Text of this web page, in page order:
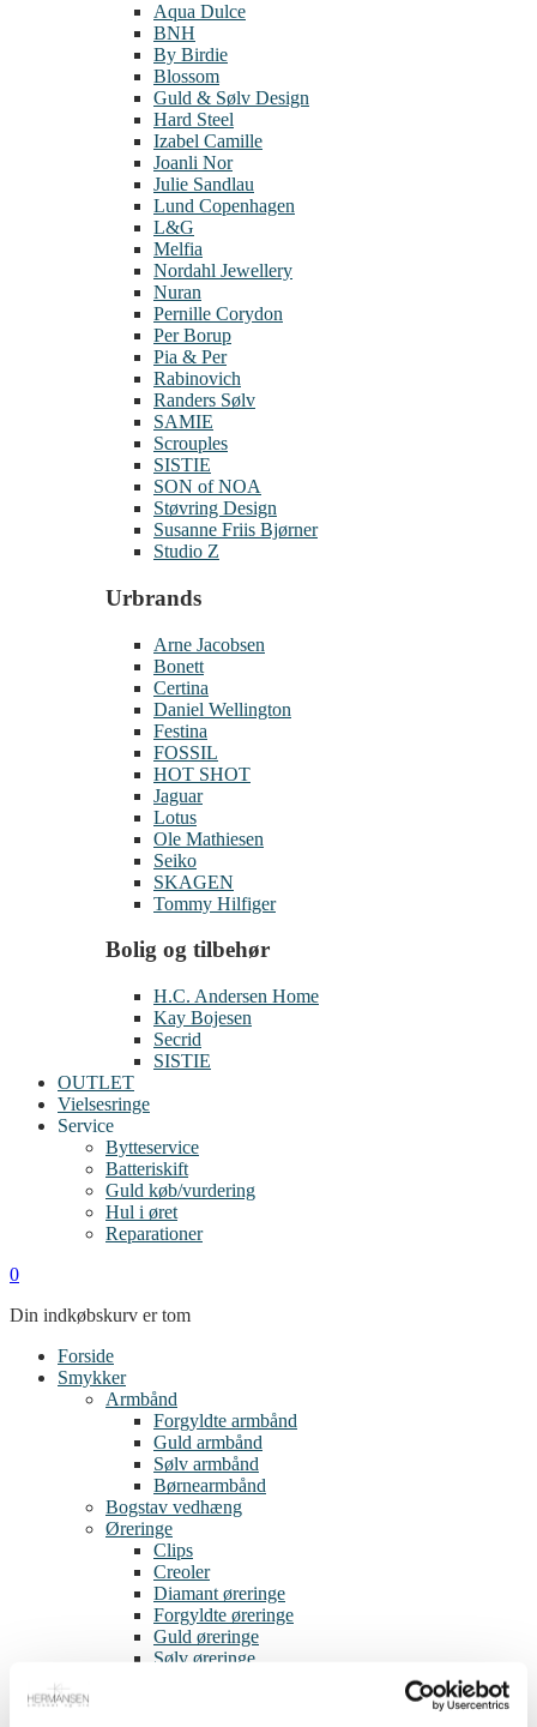
Aqua Dulce
BNH
By Birdie
Blossom
Guld & Sølv Design
Hard Steel
Izabel Camille
Joanli Nor
Julie Sandlau
Lund Copenhagen
L&G
Melfia
Nordahl Jewellery
Nuran
Pernille Corydon
Per Borup
Pia & Per
Rabinovich
Randers Sølv
SAMIE
Scrouples
SISTIE
SON of NOA
Støvring Design
Susanne Friis Bjørner
Studio Z
Urbrands
Arne Jacobsen
Bonett
Certina
Daniel Wellington
Festina
FOSSIL
HOT SHOT
Jaguar
Lotus
Ole Mathiesen
Seiko
SKAGEN
Tommy Hilfiger
Bolig og tilbehør
H.C. Andersen Home
Kay Bojesen
Secrid
SISTIE
OUTLET
Vielsesringe
Service
Bytteservice
Batteriskift
Guld køb/vurdering
Hul i øret
Reparationer
0
Din indkøbskurv er tom
Forside
Smykker
Armbånd
Forgyldte armbånd
Guld armbånd
Sølv armbånd
Børnearmbånd
Bogstav vedhæng
Øreringe
Clips
Creoler
Diamant øreringe
Forgyldte øreringe
Guld øreringe
Sølv øreringe